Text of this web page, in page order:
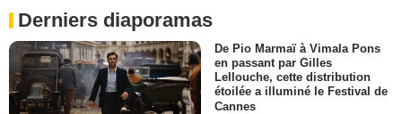
Derniers diaporamas
De Pio Marmaï à Vimala Pons
en passant par Gilles
Lellouche, cette distribution
étoilée a illuminé le Festival de
Cannes